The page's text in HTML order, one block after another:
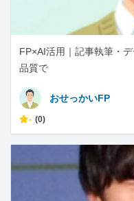
FP×AI活用｜記事執筆・
品質で
おせっかいFP
- (0)